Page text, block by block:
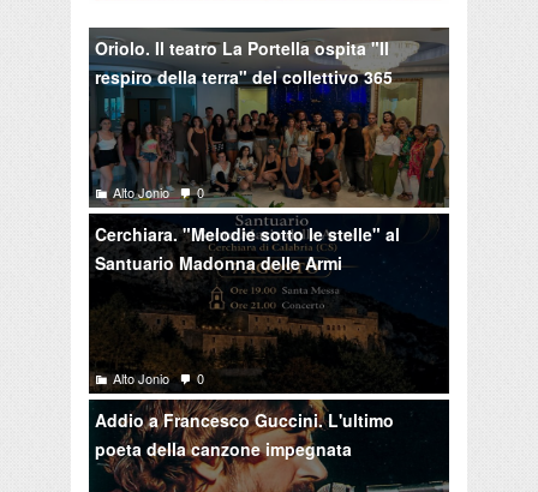
Oriolo. Il teatro La Portella ospita "Il
respiro della terra" del collettivo 365
Alto Jonio 0
Cerchiara. "Melodie sotto le stelle" al
Santuario Madonna delle Armi
Alto Jonio 0
Addio a Francesco Guccini. L'ultimo
poeta della canzone impegnata